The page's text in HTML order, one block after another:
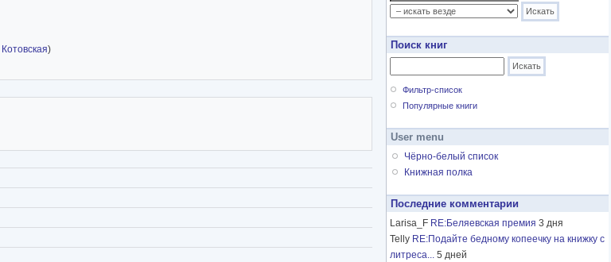
Котовская)
Поиск книг
Фильтр-список
Популярные книги
User menu
Чёрно-белый список
Книжная полка
Последние комментарии
Larisa_F RE:Беляевская премия 3 дня
Telly RE:Подайте бедному копеечку на книжку с
литреса... 5 дней